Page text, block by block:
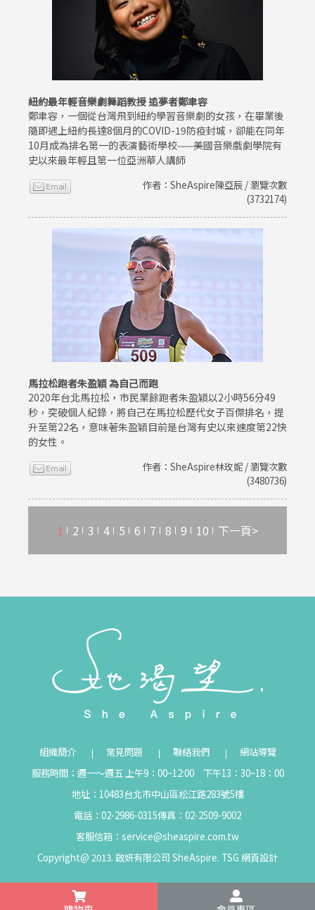
紐約最年輕音樂劇舞蹈教授 追夢者鄭聿容
鄭聿容，一個從台灣飛到紐約學習音樂劇的女孩，在畢業後
隨即遇上紐約長達8個月的COVID-19防疫封城，卻能在同年
10月成為排名第一的表演藝術學校——美國音樂戲劇學院有
史以來最年輕且第一位亞洲華人講師
作者：SheAspire陳亞辰 / 瀏覽次數
(3732174)
馬拉松跑者朱盈穎 為自己而跑
2020年台北馬拉松，市民業餘跑者朱盈穎以2小時56分49
秒，突破個人紀錄，將自己在馬拉松歷代女子百傑排名，提
升至第22名，意味著朱盈穎目前是台灣有史以來速度第22快
的女性。
作者：SheAspire林玫妮 / 瀏覽次數
(3480736)
1 2 3 4 5 6 7 8 9 10 下一頁>
組織簡介 常見問題 聯絡我們
網站導覽
服務時間：週一～週五 上午9：00~12:00 下午13：30~18：00
地址：10483台北市中山區松江路283號5樓
電話：02-2986-0315傳真：02-2509-9002
客服信箱： service@sheaspire.com.tw
Copyright@ 2013. 啟妍有限公司 SheAspire. TSG 網頁設計